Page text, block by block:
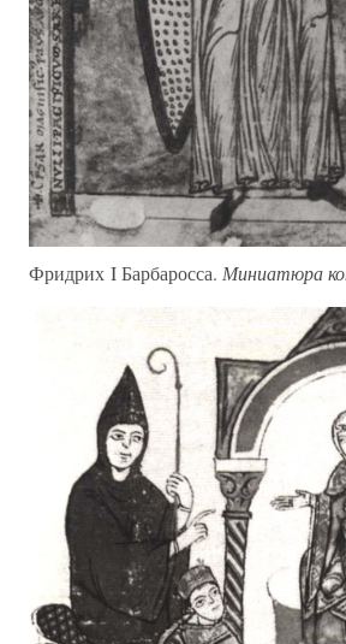
Фридрих I Барбаросса. Миниатюра